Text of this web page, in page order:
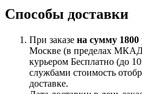
Способы доставки
При заказе на сумму
Москве (в пределах
курьером Бесплатно (до
службами стоимость
доставке.